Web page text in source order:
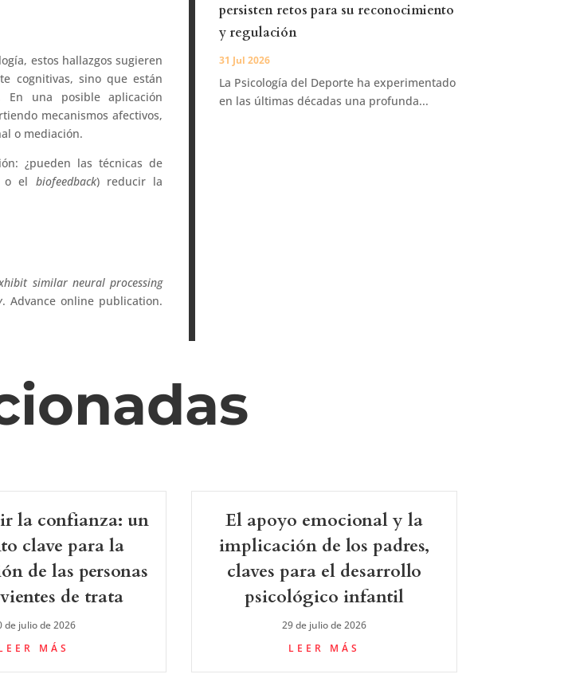
estos hallazgos sugieren
cognitivas, sino que están
En una posible aplicación
mecanismos afectivos,
o mediación.
¿pueden las técnicas de
o el biofeedback) reducir la
similar neural processing
. Advance online publication.
persisten retos para su reconocimiento
y regulación
31 Jul 2026
La Psicología del Deporte ha experimentado
en las últimas décadas una profunda...
la confianza: un
clave para la
de las personas
de trata
de julio de 2026
MÁS
El apoyo emocional y la
implicación de los padres,
claves para el desarrollo
psicológico infantil
29 de julio de 2026
LEER MÁS